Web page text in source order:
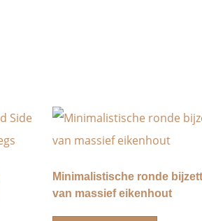
Minimalistische ronde
van massief eikenhout